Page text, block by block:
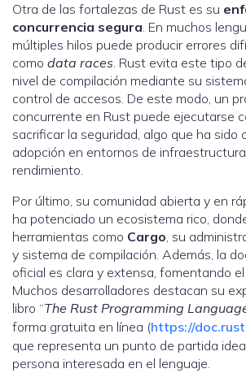
Otra de las fortalezas de Rust es su
concurrencia segura. En muchos
múltiples hilos puede producir errores
como data races. Rust evita este tipo
nivel de compilación mediante su
control de accesos. De este modo, un
concurrente en Rust puede ejecutarse
sacrificar la seguridad, algo que ha sido
adopción en entornos de
rendimiento.
Por último, su comunidad abierta y en
ha potenciado un ecosistema rico,
herramientas como Cargo, su
y sistema de compilación. Además, la
oficial es clara y extensa, fomentando
Muchos desarrolladores destacan su
libro “The Rust Programming
forma gratuita en línea (https://
que representa un punto de partida
persona interesada en el lenguaje.